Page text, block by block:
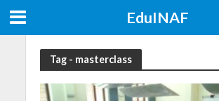
EduINAF
Tag - masterclass